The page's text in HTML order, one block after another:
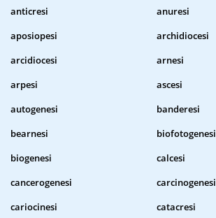
anticresi
anuresi
aposiopesi
archidiocesi
arcidiocesi
arnesi
arpesi
ascesi
autogenesi
banderesi
bearnesi
biofotogenesi
biogenesi
calcesi
cancerogenesi
carcinogenesi
cariocinesi
catacresi